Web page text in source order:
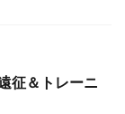
征＆トレーニ